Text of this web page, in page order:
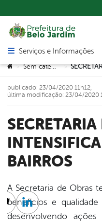
Abrir menu principal de
Serviços e Informações
Você está aqui:
> Sem categoria >
SECRETARIA DE OBRAS
BAIRROS
publicado: 23/04/2020 11h12,
última modificação: 23/04/2020
A Secretaria de Obras
benefícios e
desenvolvendo
Twitter
Linkedin